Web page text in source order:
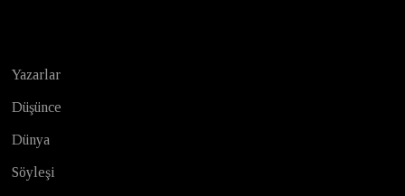
Yazarlar
Düşünce
Dünya
Söyleşi